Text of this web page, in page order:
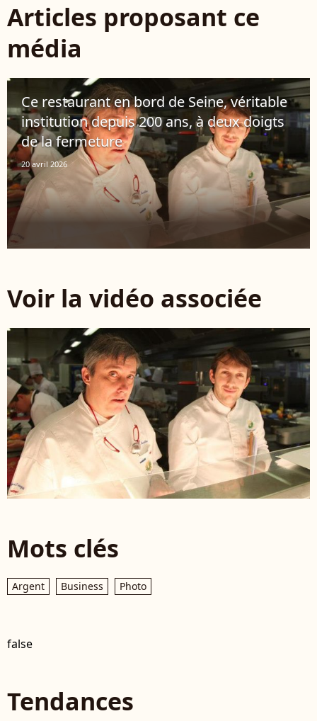
Articles proposant ce
média
Ce restaurant en bord de Seine, véritable
institution depuis 200 ans, à deux doigts
de la fermeture
20 avril 2026
Voir la vidéo associée
Mots clés
Argent Business Photo
false
Tendances